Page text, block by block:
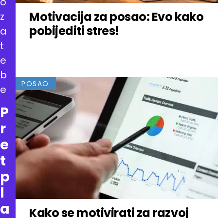
Motivacija za posao: Evo kako
pobijediti stres!
POSAO
Kako se motivirati za razvoj
z
a
t
e
b
e
P
r
e
t
p
l
a